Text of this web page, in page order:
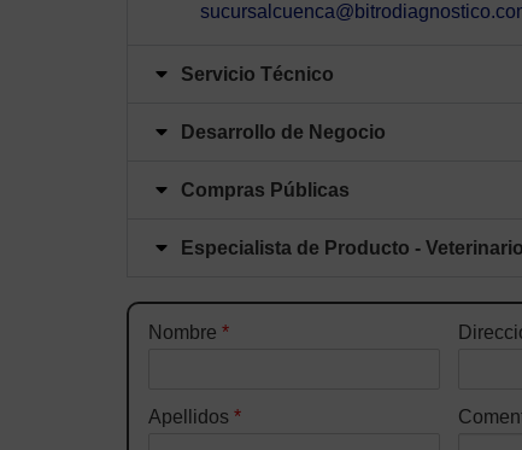
Servicio Técnico
Desarrollo de Negocio
Compras Públicas
Especialista de Producto - Veterinario
Nombre *
Apellidos *